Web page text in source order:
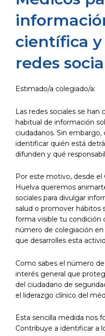
científica y
redes
Estimado/a colegiado/a:
Las redes sociales se
habitual de información
ciudadanos. Sin
identificar quién está
difunden y qué
Por este motivo, desde
Huelva queremos
sociales para divulgar
salud o promover hábitos
forma visible tu condición
número de colegiación
que desarrolles esta
Como sabes el número
interés general que
del ciudadano de
el liderazgo clínico del
Esta sencilla medida nos
Contribuye a identificar a